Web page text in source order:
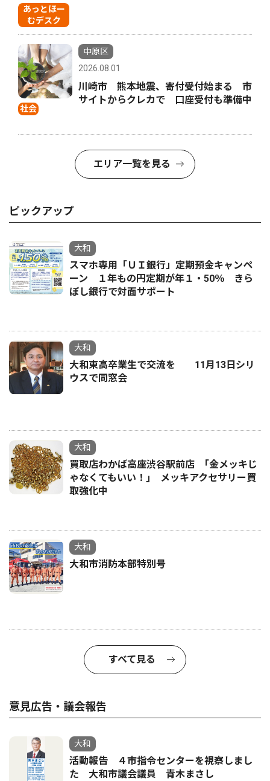
あっとほー
むデスク
社会
中原区
2026.08.01
川崎市 熊本地震、寄付受付始まる 市
サイトからクレカで 口座受付も準備中
エリア一覧を見る
ピックアップ
大和
スマホ専用「ＵＩ銀行」定期預金キャンペ
ーン １年もの円定期が年１・50％ きら
ぼし銀行で対面サポート
大和
大和東高卒業生で交流を 11月13日シリ
ウスで同窓会
大和
買取店わかば高座渋谷駅前店 ｢金メッキじ
ゃなくてもいい！｣ メッキアクセサリー買
取強化中
大和
大和市消防本部特別号
すべて見る
意見広告・議会報告
大和
活動報告 ４市指令センターを視察しまし
た 大和市議会議員 青木まさし